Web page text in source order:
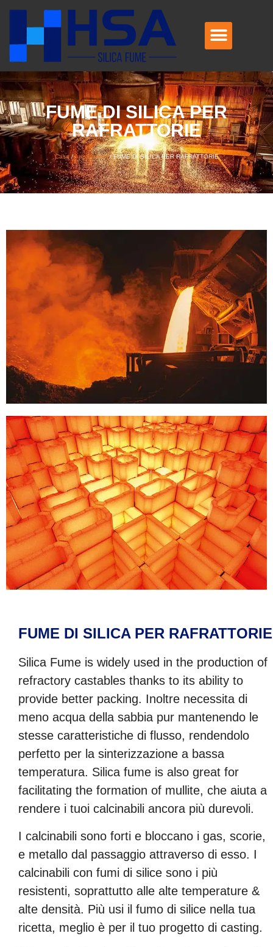
FUME DI SILICA PER
RAFRATTORIE
Casa/Applicazioni/FUME DI SILICA PER RAFRATTORIE
FUME DI SILICA PER RAFRATTORIE
Silica Fume is widely used in the production of
refractory castables thanks to its ability to
provide better packing. Inoltre necessita di
meno acqua della sabbia pur mantenendo le
stesse caratteristiche di flusso, rendendolo
perfetto per la sinterizzazione a bassa
temperatura. Silica fume is also great for
facilitating the formation of mullite, che aiuta a
rendere i tuoi calcinabili ancora più durevoli.
I calcinabili sono forti e bloccano i gas, scorie,
e metallo dal passaggio attraverso di esso. I
calcinabili con fumi di silice sono i più
resistenti, soprattutto alle alte temperature &
alte densità. Più usi il fumo di silice nella tua
ricetta, meglio è per il tuo progetto di casting.